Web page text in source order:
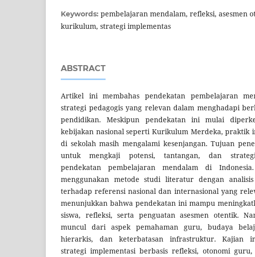
Keywords: pembelajaran mendalam, refleksi, asesmen
kurikulum, strategi implementas
ABSTRACT
Artikel ini membahas pendekatan pembelajaran
strategi pedagogis yang relevan dalam menghadapi
pendidikan. Meskipun pendekatan ini mulai
kebijakan nasional seperti Kurikulum Merdeka, praktik
di sekolah masih mengalami kesenjangan. Tujuan
untuk mengkaji potensi, tantangan, dan
pendekatan pembelajaran mendalam di
menggunakan metode studi literatur dengan
terhadap referensi nasional dan internasional yang
menunjukkan bahwa pendekatan ini mampu
siswa, refleksi, serta penguatan asesmen otentik.
muncul dari aspek pemahaman guru, budaya
hierarkis, dan keterbatasan infrastruktur. Kajian
strategi implementasi berbasis refleksi, otonomi